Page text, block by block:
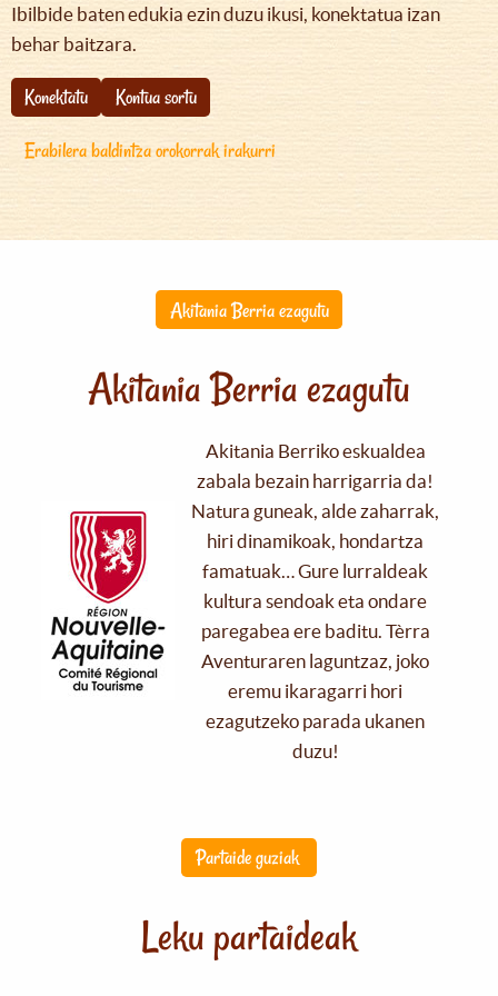
Ibilbide baten edukia ezin duzu ikusi, konektatua izan
behar baitzara.
Konektatu
Kontua sortu
Erabilera baldintza orokorrak irakurri
Akitania Berria ezagutu
Akitania Berria ezagutu
Akitania Berriko eskualdea
zabala bezain harrigarria da!
Natura guneak, alde zaharrak,
hiri dinamikoak, hondartza
famatuak… Gure lurraldeak
kultura sendoak eta ondare
paregabea ere baditu. Tèrra
Aventuraren laguntzaz, joko
eremu ikaragarri hori
ezagutzeko parada ukanen
duzu!
Partaide guziak
Leku partaideak